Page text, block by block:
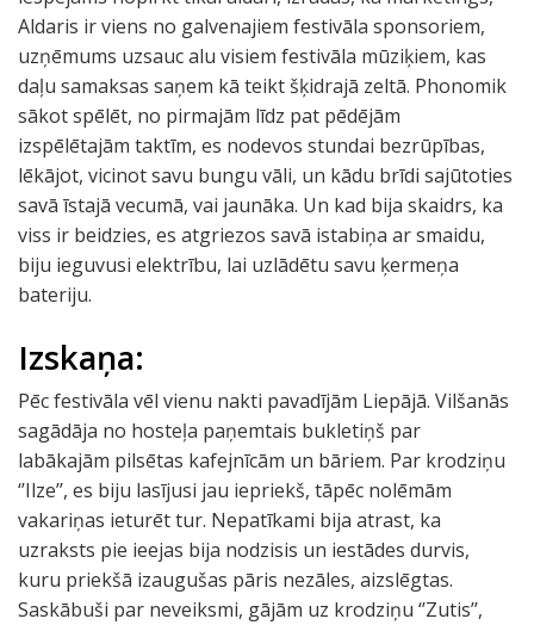
Aldaris ir viens no galvenajiem festivāla sponsoriem,
uzņēmums uzsauc alu visiem festivāla mūziķiem, kas
daļu samaksas saņem kā teikt šķidrajā zeltā. Phonomik
sākot spēlēt, no pirmajām līdz pat pēdējām
izspēlētajām taktīm, es nodevos stundai bezrūpības,
lēkājot, vicinot savu bungu vāli, un kādu brīdi sajūtoties
savā īstajā vecumā, vai jaunāka. Un kad bija skaidrs, ka
viss ir beidzies, es atgriezos savā istabiņa ar smaidu,
biju ieguvusi elektrību, lai uzlādētu savu ķermeņa
bateriju.
Izskaņa:
Pēc festivāla vēl vienu nakti pavadījām Liepājā. Vilšanās
sagādāja no hosteļa paņemtais bukletiņš par
labākajām pilsētas kafejnīcām un bāriem. Par krodziņu
‘’Ilze’’, es biju lasījusi jau iepriekš, tāpēc nolēmām
vakariņas ieturēt tur. Nepatīkami bija atrast, ka
uzraksts pie ieejas bija nodzisis un iestādes durvis,
kuru priekšā izaugušas pāris nezāles, aizslēgtas.
Saskābuši par neveiksmi, gājām uz krodziņu ‘’Zutis’’,